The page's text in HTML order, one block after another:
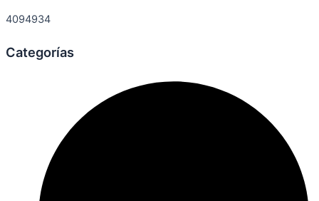
4094934
Categorías